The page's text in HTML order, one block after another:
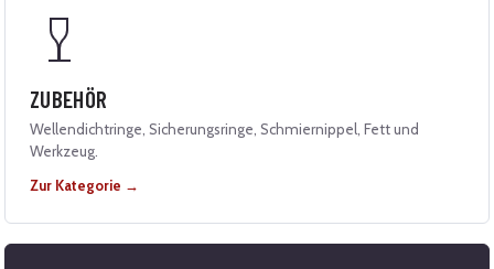
ZUBEHÖR
Wellendichtringe, Sicherungsringe, Schmiernippel, Fett und
Werkzeug.
Zur Kategorie →